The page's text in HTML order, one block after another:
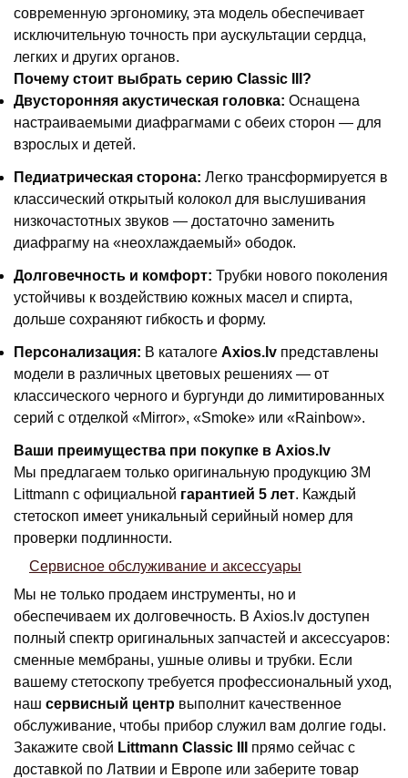
современную эргономику, эта модель обеспечивает
исключительную точность при аускультации сердца,
легких и других органов.
Почему стоит выбрать серию Classic III?
Двусторонняя акустическая головка: Оснащена
настраиваемыми диафрагмами с обеих сторон — для
взрослых и детей.
Педиатрическая сторона: Легко трансформируется в
классический открытый колокол для выслушивания
низкочастотных звуков — достаточно заменить
диафрагму на «неохлаждаемый» ободок.
Долговечность и комфорт: Трубки нового поколения
устойчивы к воздействию кожных масел и спирта,
дольше сохраняют гибкость и форму.
Персонализация: В каталоге Axios.lv представлены
модели в различных цветовых решениях — от
классического черного и бургунди до лимитированных
серий с отделкой «Mirror», «Smoke» или «Rainbow».
Ваши преимущества при покупке в Axios.lv
Мы предлагаем только оригинальную продукцию 3M
Littmann с официальной гарантией 5 лет. Каждый
стетоскоп имеет уникальный серийный номер для
проверки подлинности.
Сервисное обслуживание и аксессуары
Мы не только продаем инструменты, но и
обеспечиваем их долговечность. В Axios.lv доступен
полный спектр оригинальных запчастей и аксессуаров:
сменные мембраны, ушные оливы и трубки. Если
вашему стетоскопу требуется профессиональный уход,
наш сервисный центр выполнит качественное
обслуживание, чтобы прибор служил вам долгие годы.
Закажите свой Littmann Classic III
прямо сейчас с
доставкой по Латвии и Европе или заберите товар